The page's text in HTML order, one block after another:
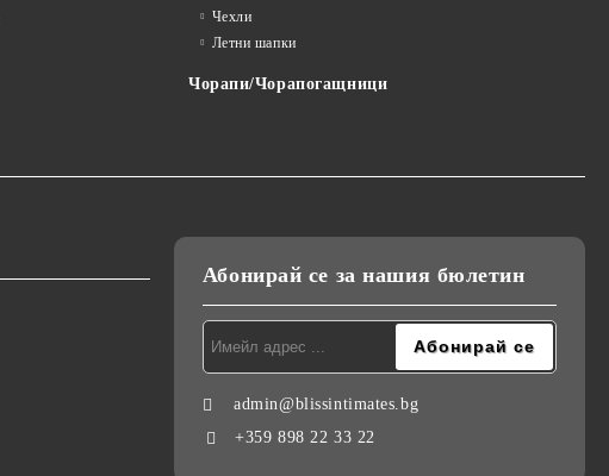
Чехли
Летни шапки
Чорапи/Чорапогащници
Абонирай се за нашия бюлетин
admin@blissintimates.bg
+359 898 22 33 22